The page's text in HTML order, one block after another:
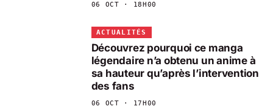
06 OCT · 18H00
ACTUALITÉS
Découvrez pourquoi ce manga
légendaire n’a obtenu un anime à
sa hauteur qu’après l’intervention
des fans
06 OCT · 17H00